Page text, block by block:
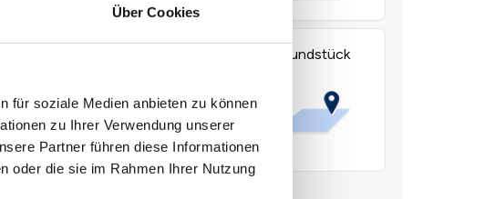
Über Cookies
für soziale Medien anbieten zu können
zu Ihrer Verwendung unserer
Partner führen diese Informationen
oder die sie im Rahmen Ihrer Nutzung